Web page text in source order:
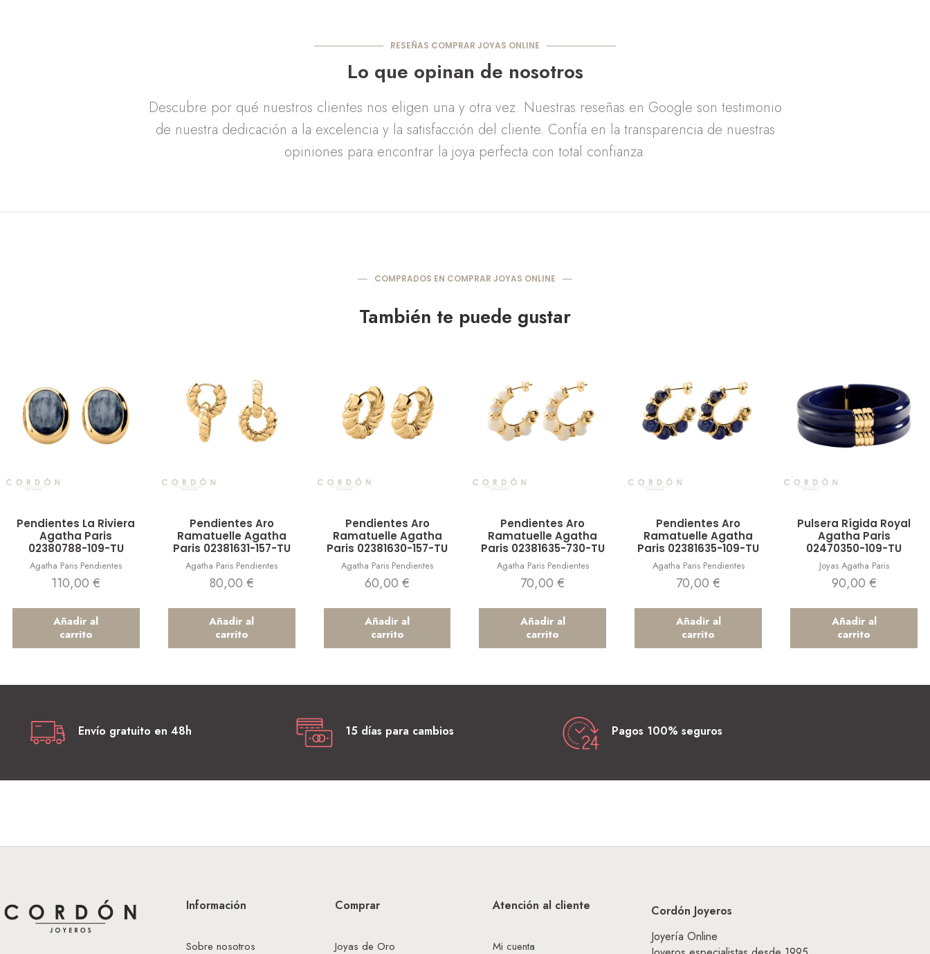
RESEÑAS COMPRAR JOYAS ONLINE
Lo que opinan de nosotros
Descubre por qué nuestros clientes nos eligen una y otra vez. Nuestras reseñas en Google son testimonio
de nuestra dedicación a la excelencia y la satisfacción del cliente. Confía en la transparencia de nuestras
opiniones para encontrar la joya perfecta con total confianza.
COMPRADOS EN COMPRAR JOYAS ONLINE
También te puede gustar
Pendientes La Riviera
Agatha Paris
02380788-109-TU
Agatha Paris Pendientes
110,00€
Añadir al
carrito
Pendientes Aro
Ramatuelle Agatha
Paris 02381631-157-TU
Agatha Paris Pendientes
80,00 €
Añadir al
carrito
Pendientes Aro
Ramatuelle Agatha
Paris 02381630-157-TU
Agatha Paris Pendientes
60,00€
Añadir al
carrito
Pendientes Aro
Ramatuelle Agatha
Paris 02381635-730-TU
Agatha Paris Pendientes
70,00€
Añadir al
carrito
Pendientes Aro
Ramatuelle Agatha
Paris 02381635-109-TU
Agatha Paris Pendientes
70,00€
Añadir al
carrito
Pulsera Rígida Royal
Agatha Paris
02470350-109-TU
Joyas Agatha Paris
90,00 €
Añadir al
carrito
Envío gratuito en 48h 15 días para cambios Pagos 100% seguros
Información
Sobre nosotros
Comprar
Joyas de Oro
Atención al cliente
Mi cuenta
Cordón Joyeros
Joyería Online